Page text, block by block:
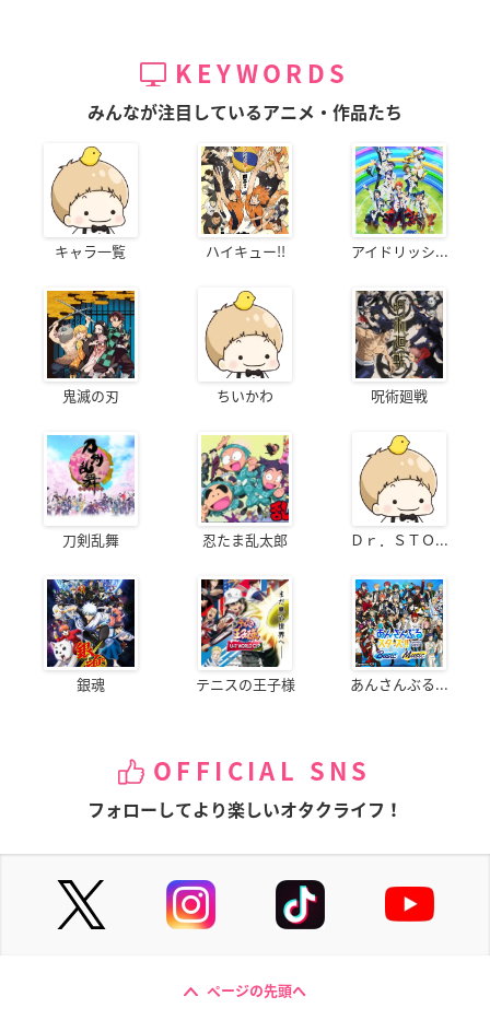
KEYWORDS
みんなが注目しているアニメ・作品たち
キャラ一覧 ハイキュー!! アイドリッシ...
鬼滅の刃 ちいかわ 呪術廻戦
刀剣乱舞 忍たま乱太郎 Ｄｒ．ＳＴＯ...
銀魂 テニスの王子様 あんさんぶる...
OFFICIAL SNS
フォローしてより楽しいオタクライフ！
ページの先頭へ